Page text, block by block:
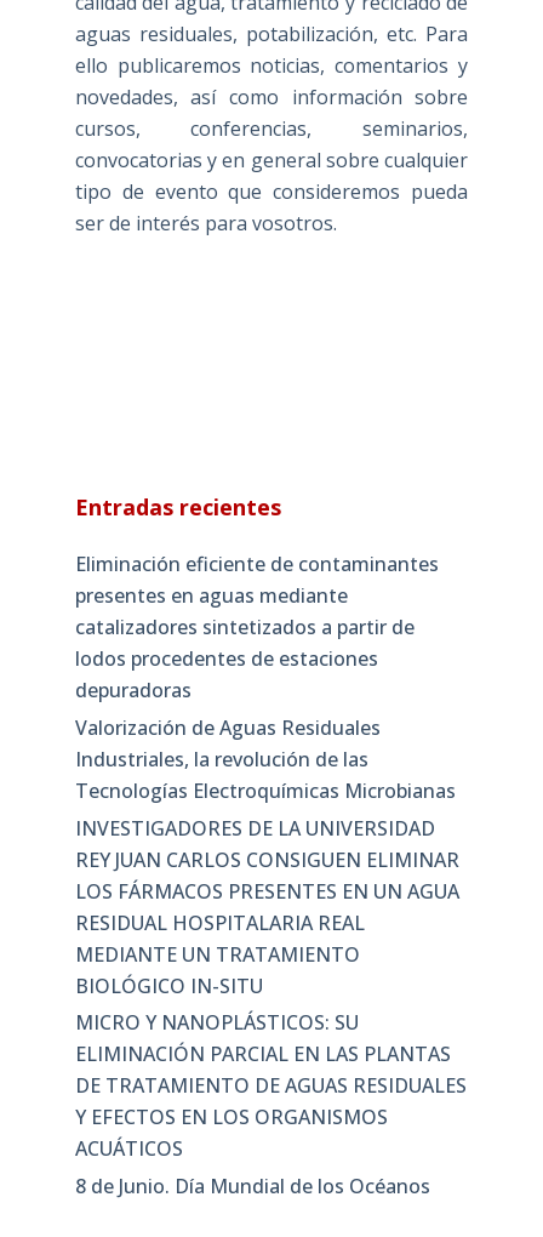
aguas residuales, potabilización, etc. Para
ello publicaremos noticias, comentarios y
novedades, así como información sobre
cursos, conferencias, seminarios,
convocatorias y en general sobre cualquier
tipo de evento que consideremos pueda
ser de interés para vosotros.
Entradas recientes
Eliminación eficiente de contaminantes
presentes en aguas mediante
catalizadores sintetizados a partir de
lodos procedentes de estaciones
depuradoras
Valorización de Aguas Residuales
Industriales, la revolución de las
Tecnologías Electroquímicas Microbianas
INVESTIGADORES DE LA UNIVERSIDAD
REY JUAN CARLOS CONSIGUEN ELIMINAR
LOS FÁRMACOS PRESENTES EN UN AGUA
RESIDUAL HOSPITALARIA REAL
MEDIANTE UN TRATAMIENTO
BIOLÓGICO IN-SITU
MICRO Y NANOPLÁSTICOS: SU
ELIMINACIÓN PARCIAL EN LAS PLANTAS
DE TRATAMIENTO DE AGUAS RESIDUALES
Y EFECTOS EN LOS ORGANISMOS
ACUÁTICOS
8 de Junio. Día Mundial de los Océanos